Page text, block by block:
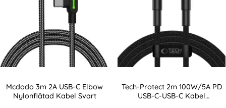
Mcdodo 3m 2A USB-C Elbow
Nylonflätad Kabel Svart
Tech-Protect 2m 100W/5A PD
USB-C-USB-C Kabel